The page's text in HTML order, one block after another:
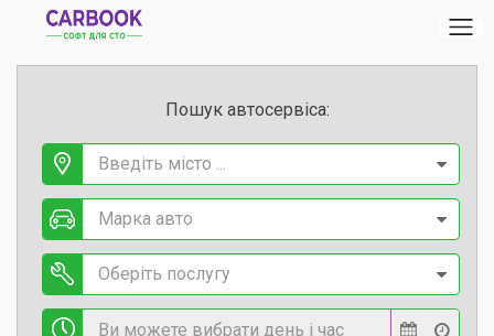
Пошук автосервіса:
Введіть місто ...
Марка авто
Оберіть послугу